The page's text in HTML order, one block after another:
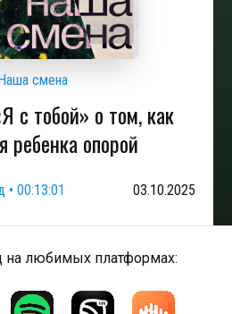
смена
с тобой» о том, как
ребенка опорой
• 00:13:01 03.10.2025
на любимых платформах: